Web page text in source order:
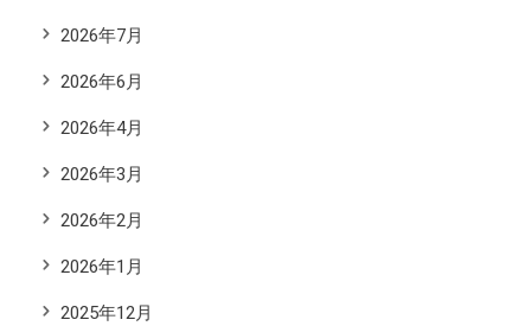
2026年7月
2026年6月
2026年4月
2026年3月
2026年2月
2026年1月
2025年12月